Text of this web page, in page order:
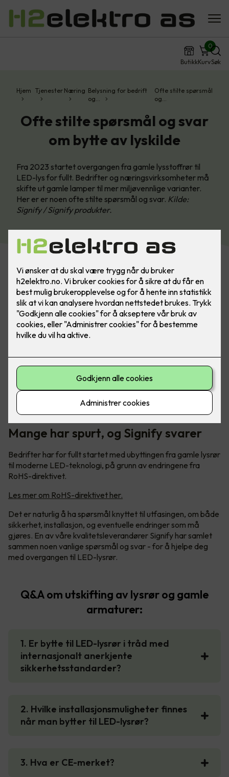
ButikkKurv
0
Søk
Hjem Tjenester Næring Belysning for bedrift
og…
Ofte stilte spørsmål
og…
Ofte stilte spørsmål og svar
om bytte av lyskilde
Fra 2023 startet overgangen fra gamle lysstoffrør til
LED-lys for fullt. Bedrifter og næringsvirksomheter må
skifte ut gamle lamper til mer miljøvennlige varianter.
Her er er noen ofte stilte spørsmål og svar. Kilde:
Signify / Signify produkter.
Utskifting av lysrør - hva har dette å si for din bedrift?
Mange har spurt, og Signify svarer
Bedrifter har for fullt startet med ubyttingen fra gamle lysrør
til moderne LED-teknologi, på grunn av endringene fra
RoHS-direktivet.
Les mer om RoHS-direktivet her.
Det er naturlig å ha spørsmål knyttet til utfasingen, om både
sikkerhet, installasjon, og eventuelle endringer som må
gjøres. En av våre kvalitetsleverandører Signify har samlet
sammen noen vanlige spørsmål og svar - for å hjelpe deg
med overgangen til LED-lysrør.
Q&A om utskifting av lysrør og gamle
armaturer:
1. Er bytte til LED-lysrør i tråd med
internasjonalt anerkjente
sikkerhetsstandarder?
2. Hvilke installasjonsmuligheter finnes
når man bytter til LED-lysrør?
3. Hva er CE-merket?